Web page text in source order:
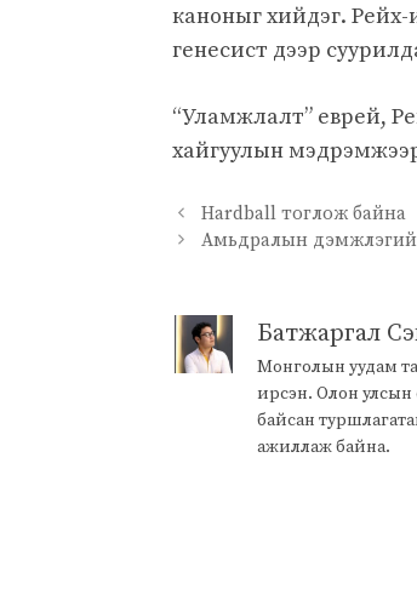
каноныг хийдэг.
генесист дээр
“Уламжлалт” еврей,
хайгуулын
Hardball тоглож байна
Амьдралын
Батжаргал
Монголын уудам
ирсэн. Олон улсын
байсан
ажиллаж байна.